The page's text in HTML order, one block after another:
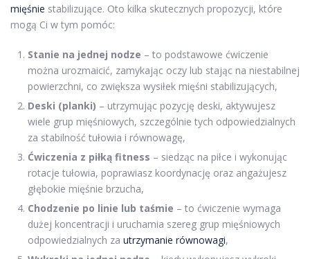
mięśnie stabilizujące. Oto kilka skutecznych propozycji, które
mogą Ci w tym pomóc:
Stanie na jednej nodze – to podstawowe ćwiczenie
można urozmaicić, zamykając oczy lub stając na niestabilnej
powierzchni, co zwiększa wysiłek mięśni stabilizujących,
Deski (planki) – utrzymując pozycję deski, aktywujesz
wiele grup mięśniowych, szczególnie tych odpowiedzialnych
za stabilność tułowia i równowagę,
Ćwiczenia z piłką fitness – siedząc na piłce i wykonując
rotacje tułowia, poprawiasz koordynację oraz angażujesz
głębokie mięśnie brzucha,
Chodzenie po linie lub taśmie – to ćwiczenie wymaga
dużej koncentracji i uruchamia szereg grup mięśniowych
odpowiedzialnych za utrzymanie równowagi,